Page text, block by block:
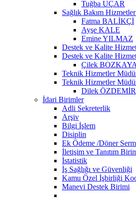
Tuğba UÇAR
Sağlık Bakım
Fatma BALİKÇİ
Ayşe KALE
Emine YILMAZ
Destek ve Kalite
Destek ve Kalite
Çilek BOZKAYA
Teknik Hizmetler
Teknik Hizmetler Müdür
Dilek
İdari Birimler
Adli Sekreterlik
Arşiv
Bilgi İşlem
Disiplin
Ek Ödeme /Döner
İletişim ve Tanıtım
İstatistik
İş Sağlığı ve Güvenliği
Kamu Özel İşbirliği
Manevi Destek Birimi